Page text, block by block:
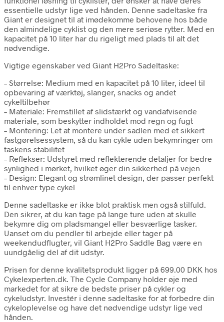
essentielle udstyr lige ved hånden. Denne sadeltaske fra
Giant er designet til at imødekomme behovene hos både
den almindelige cyklist og den mere seriøse rytter. Med en
kapacitet på 10 liter har du rigeligt med plads til alt det
nødvendige.
Vigtige egenskaber ved Giant H2Pro Sadeltaske:
– Størrelse: Medium med en kapacitet på 10 liter, ideel til
opbevaring af værktøj, slanger, snacks og andet
cykeltilbehør
– Materiale: Fremstillet af slidstærkt og vandafvisende
materiale, som beskytter indholdet mod regn og fugt
– Montering: Let at montere under sadlen med et sikkert
fastgørelsessystem, så du kan cykle uden bekymringer om
taskens stabilitet
– Reflekser: Udstyret med reflekterende detaljer for bedre
synlighed i mørket, hvilket øger din sikkerhed på vejen
– Design: Elegant og strømlinet design, der passer perfekt
til enhver type cykel
Denne sadeltaske er ikke blot praktisk men også stilfuld.
Den sikrer, at du kan tage på lange ture uden at skulle
bekymre dig om pladsmangel eller besværlige tasker.
Uanset om du pendler til arbejde eller tager på
weekendudflugter, vil Giant H2Pro Saddle Bag være en
uundgåelig del af dit udstyr.
Prisen for denne kvalitetsprodukt ligger på 699.00 DKK hos
Cykelexperten.dk. The Cycle Company holder øje med
markedet for at sikre de bedste priser på cykler og
cykeludstyr. Investér i denne sadeltaske for at forbedre din
cykeloplevelse og have det nødvendige udstyr lige ved
hånden.